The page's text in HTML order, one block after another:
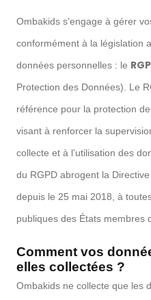
Ombakids s’engage à gérer
conformément à la législation
données personnelles : le
Protection des Données). Le
référence pour la protection
visant à renforcer la
collecte et à l’utilisation des
du RGPD abrogent la Directive
depuis le 25 mai 2018, à
publiques des États membres
Comment vos
elles collectées ?
Ombakids ne collecte que les